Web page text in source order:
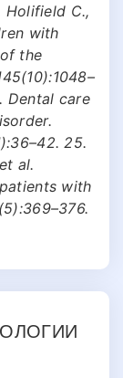
Holifield C.,
with
the
Dental care
25.
al.
with